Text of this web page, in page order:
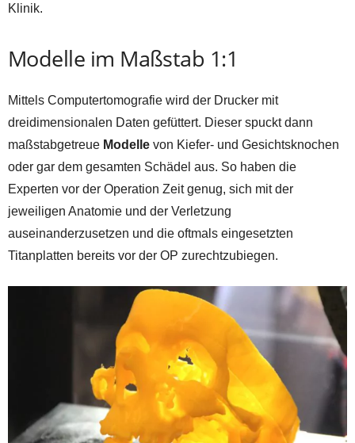
Klinik.
Modelle im Maßstab 1:1
Mittels Computertomografie wird der Drucker mit
dreidimensionalen Daten gefüttert. Dieser spuckt dann
maßstabgetreue Modelle von Kiefer- und Gesichtsknochen
oder gar dem gesamten Schädel aus. So haben die
Experten vor der Operation Zeit genug, sich mit der
jeweiligen Anatomie und der Verletzung
auseinanderzusetzen und die oftmals eingesetzten
Titanplatten bereits vor der OP zurechtzubiegen.